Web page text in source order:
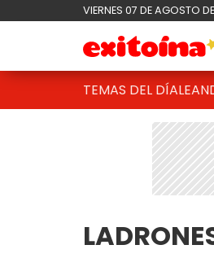
VIERNES 07 DE AGOSTO
TEMAS DEL DÍA